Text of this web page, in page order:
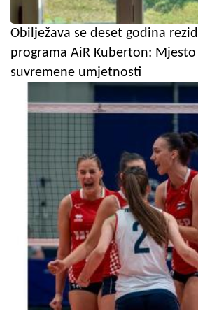
Obilježava se deset godina
programa AiR Kuberton:
suvremene umjetnosti